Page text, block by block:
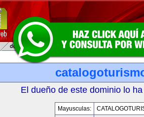
El dueño de este dominio lo
Mayusculas: